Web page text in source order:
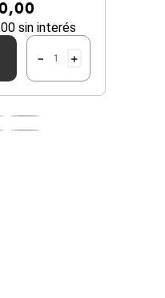
,00
00sin interés
＋
－